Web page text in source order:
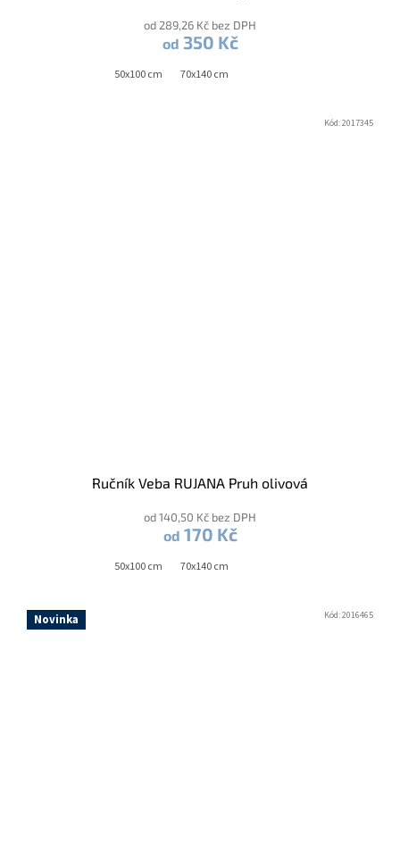
od 289,26 Kč bez DPH
od 350 Kč
50x100 cm 70x140 cm
Ručník Veba RUJANA Pruh olivová
od 140,50 Kč bez DPH
od 170 Kč
50x100 cm 70x140 cm
Kód:2017345
Novinka Kód:2016465